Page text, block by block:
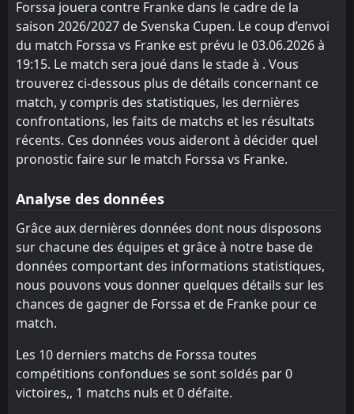
PEN
17:15
03Jun
Forssa
Franke
3
4
W
FT
15:00
21 Mar
AFC Eskilstuna
Franke
3
2
13:00
21Mar
FBK Karlstad
Franke
17:30
24Jun
Franke
FT
17:00
29
Franke
Täby
0
2
L
FT
17:00
23Aug
Franke
Skövde AIK
0
5
17:30
20Jun
Franke
Forssa jouera contre Franke dans le cadre de la
saison 2026/2027 de Svenska Cupen. Le coup d’envoi
du match Forssa vs Franke est prévu le 03.06.2026 à
19:15. Le match sera joué dans le stade à . Vous
trouverez ci-dessous plus de détails concernant ce
match, y compris des statistiques, les dernières
confrontations, les faits de matchs et les résultats
récents. Ces données vous aideront à décider quel
pronostic faire sur le match Forssa vs Franke.
Analyse des données
Grâce aux dernières données dont nous disposons
sur chacune des équipes et grâce à notre base de
données comportant des informations statistiques,
nous pouvons vous donner quelques détails sur les
chances de gagner de Forssa et de Franke pour ce
match.
Les 10 derniers matchs de Forssa toutes
compétitions confondues se sont soldés par 0
victoires,, 1 matchs nuls et 0 défaite.